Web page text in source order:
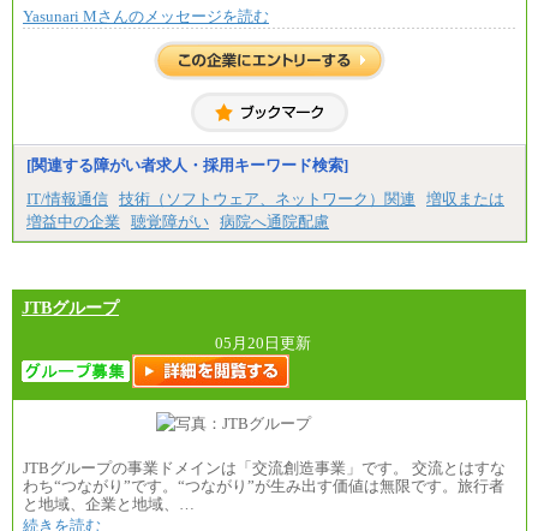
Yasunari Mさんのメッセージを読む
[関連する障がい者求人・採用キーワード検索]
IT/情報通信 技術（ソフトウェア、ネットワーク）関連
増収または
増益中の企業
聴覚障がい 病院へ通院配慮
JTBグループ
05月20日更新
JTBグループの事業ドメインは「交流創造事業」です。 交流とはすな
わち“つながり”です。“つながり”が生み出す価値は無限です。旅行者
と地域、企業と地域、…
続きを読む